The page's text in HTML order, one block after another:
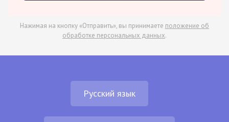
Нажимая на кнопку «Отправить», вы принимаете положение об
обработке персональных данных.
Русский язык